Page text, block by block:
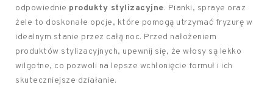
odpowiednie produkty stylizacyjne. Pianki, spraye oraz
żele to doskonałe opcje, które pomogą utrzymać fryzurę w
idealnym stanie przez całą noc. Przed nałożeniem
produktów stylizacyjnych, upewnij się, że włosy są lekko
wilgotne, co pozwoli na lepsze wchłonięcie formuł i ich
skuteczniejsze działanie.